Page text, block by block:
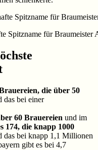
Spitzname für
die über 50
das bei einer
60 Brauereien und im
174, die knapp 1000
das bei knapp 1,1 Millionen
gibt es bei 4,7